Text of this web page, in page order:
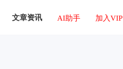
文章资讯 AI助手 加入VIP